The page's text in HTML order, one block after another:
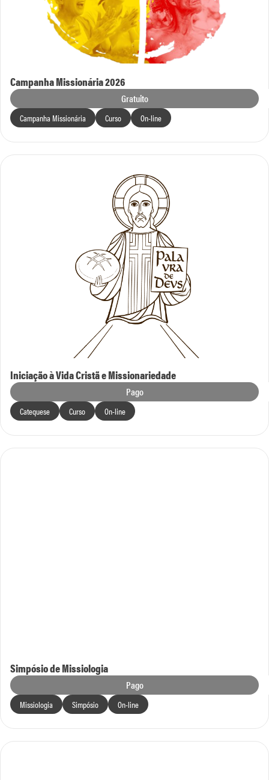
Campanha Missionária 2026
Gratuito
Campanha Missionária Curso On-line
Iniciação à Vida Cristã e Missionariedade
Pago
Catequese Curso On-line
Simpósio de Missiologia
Pago
Missiologia Simpósio On-line